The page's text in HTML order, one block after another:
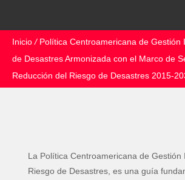
Inicio/ Política Centroamericana de Gestión
de Desastres Armonizada con el Marco de
Reducción del Riesgo de Desastres 2015-
La Política Centroamericana de Gestión
Riesgo de Desastres, es una guía